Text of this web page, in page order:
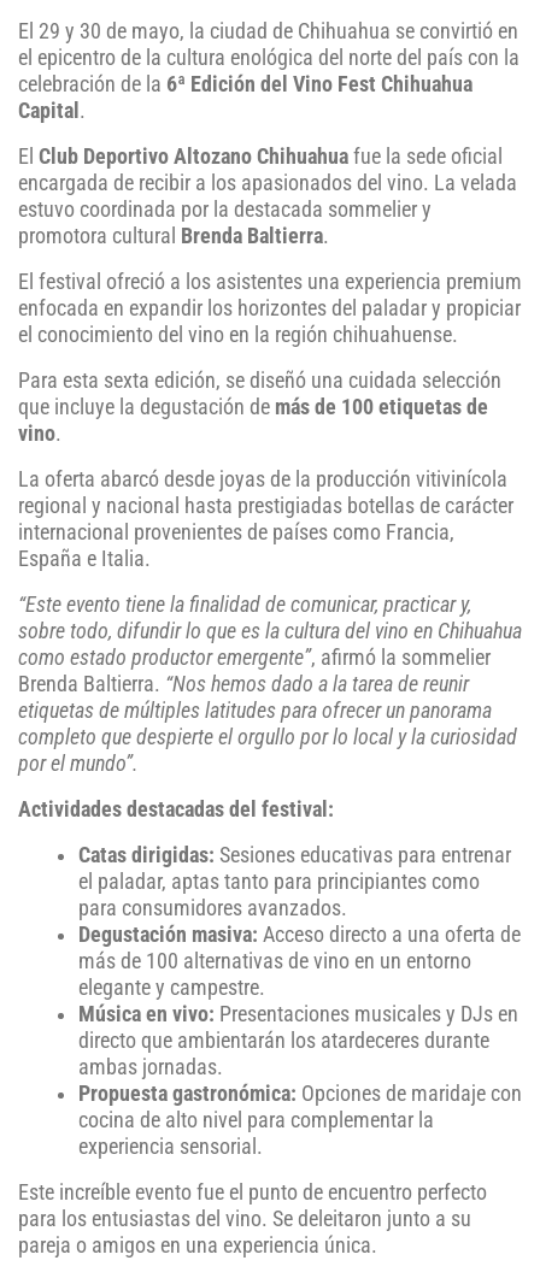
El 29 y 30 de mayo, la ciudad de Chihuahua se convirtió en
el epicentro de la cultura enológica del norte del país con la
celebración de la 6ª Edición del Vino Fest Chihuahua
Capital .
El Club Deportivo Altozano Chihuahua fue la sede oficial
encargada de recibir a los apasionados del vino. La velada
estuvo coordinada por la destacada sommelier y
promotora cultural Brenda Baltierra.
El festival ofreció a los asistentes una experiencia premium
enfocada en expandir los horizontes del paladar y propiciar
el conocimiento del vino en la región chihuahuense.
Para esta sexta edición, se diseñó una cuidada selección
que incluye la degustación de más de 100 etiquetas de
vino.
La oferta abarcó desde joyas de la producción vitivinícola
regional y nacional hasta prestigiadas botellas de carácter
internacional provenientes de países como Francia,
España e Italia.
“Este evento tiene la finalidad de comunicar, practicar y,
sobre todo, difundir lo que es la cultura del vino en Chihuahua
como estado productor emergente”, afirmó la sommelier
Brenda Baltierra. “Nos hemos dado a la tarea de reunir
etiquetas de múltiples latitudes para ofrecer un panorama
completo que despierte el orgullo por lo local y la curiosidad
por el mundo”.
Actividades destacadas del festival:
Catas dirigidas: Sesiones educativas para entrenar
el paladar, aptas tanto para principiantes como
para consumidores avanzados.
Degustación masiva: Acceso directo a una oferta de
más de 100 alternativas de vino en un entorno
elegante y campestre.
Música en vivo: Presentaciones musicales y DJs en
directo que ambientarán los atardeceres durante
ambas jornadas.
Propuesta gastronómica: Opciones de maridaje con
cocina de alto nivel para complementar la
experiencia sensorial.
Este increíble evento fue el punto de encuentro perfecto
para los entusiastas del vino. Se deleitaron junto a su
pareja o amigos en una experiencia única.